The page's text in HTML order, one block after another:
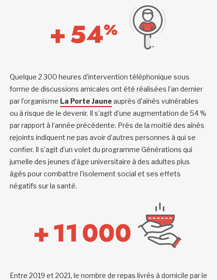
Quelque 2 300 heures d’intervention téléphonique sous
forme de discussions amicales ont été réalisées l’an dernier
par l’organisme La Porte Jauneauprès d’aînés vulnérables
ou à risque de le devenir. Il s’agit d’une augmentation de 54 %
par rapport à l’année précédente. Près de la moitié des aînés
rejoints indiquent ne pas avoir d’autres personnes à qui se
confier. Il s’agit d’un volet du programme Générations qui
jumelle des jeunes d’âge universitaire à des adultes plus
âgés pour combattre l’isolement social et ses effets
négatifs sur la santé.
Entre 2019 et 2021, le nombre de repas livrés à domicile par le